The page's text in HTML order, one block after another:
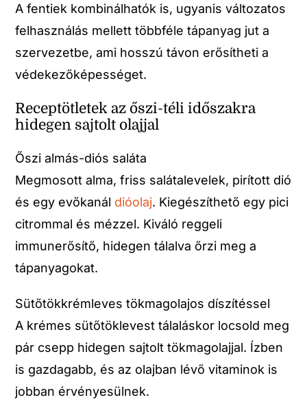
A fentiek kombinálhatók is, ugyanis változatos
felhasználás mellett többféle tápanyag jut a
szervezetbe, ami hosszú távon erősítheti a
védekezőképességet.
Receptötletek az őszi-téli időszakra
hidegen sajtolt olajjal
Őszi almás-diós saláta
Megmosott alma, friss salátalevelek, pirított dió
és egy evőkanál dióolaj. Kiegészíthető egy pici
citrommal és mézzel. Kiváló reggeli
immunerősítő, hidegen tálalva őrzi meg a
tápanyagokat.
Sütőtökkrémleves tökmagolajos díszítéssel
A krémes sütőtöklevest tálaláskor locsold meg
pár csepp hidegen sajtolt tökmagolajjal. Ízben
is gazdagabb, és az olajban lévő vitaminok is
jobban érvényesülnek.